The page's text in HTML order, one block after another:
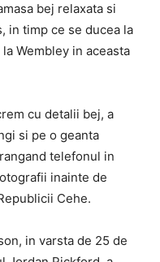
bej relaxata si
in timp ce se ducea la
Wembley in aceasta
cu detalii bej, a
si pe o geanta
telefonul in
inainte de
Cehe.
in varsta de 25 de